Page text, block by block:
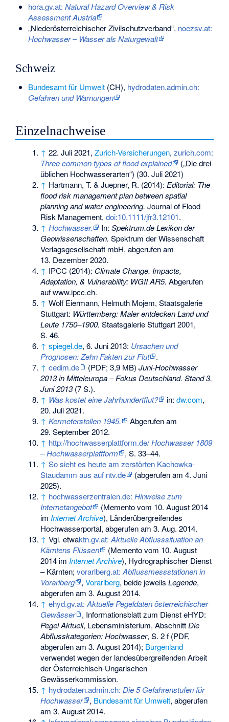
hora.gv.at: Natural Hazard Overview & Risk
Assessment Austria
„Niederösterreichischer Zivilschutzverband“, noezsv.at:
Hochwasser – Wasser als Naturgewalt
Schweiz
Bundesamt für Umwelt(CH), hydrodaten.admin.ch:
Gefahren und Warnungen
Einzelnachweise
↑ 22. Juli 2021,Zurich-Versicherungen,zurich.com:
Three common types of flood explained
(„Die drei
üblichen Hochwasserarten“) (30. Juli 2021)
↑ Hartmann, T. & Juepner, R. (2014): Editorial: The
flood risk management plan between spatial
planning and water engineering. Journal of Flood
Risk Management,doi:10.1111/jfr3.12101.
↑ Hochwasser. In:Spektrum.de Lexikon der
Geowissenschaften. Spektrum der Wissenschaft
Verlagsgesellschaft mbH, abgerufen am
13. Dezember 2020.
↑ IPCC (2014): Climate Change. Impacts,
Adaptation, & Vulnerability: WGII AR5. Abgerufen
auf www.ipcc.ch.
↑ Wolf Eiermann, Helmuth Mojem, Staatsgalerie
Stuttgart: Württemberg: Maler entdecken Land und
Leute 1750–1900. Staatsgalerie Stuttgart 2001,
S. 46.
↑ spiegel.de, 6. Juni 2013: Ursachen und
Prognosen: Zehn Fakten zur Flut
.
↑ cedim.de (PDF; 3,9 MB)Juni-Hochwasser
2013 in Mitteleuropa – Fokus Deutschland. Stand 3.
Juni 2013(7 S.).
↑ Was kostet eine Jahrhundertflut? in:dw.com,
20. Juli 2021.
↑ Kermeterstollen 1945.
Abgerufen am
29. September 2012.
↑ http://hochwasserplattform.de/Hochwasser 1809
– Hochwasserplattform
, S. 33–44.
↑ So sieht es heute am zerstörten Kachowka-
Staudamm aus auf ntv.de
(abgerufen am 4. Juni
2025).
↑ hochwasserzentralen.de:Hinweise zum
Internetangebot
(Mementovom 10. August 2014
im Internet Archive), Länderübergreifendes
Hochwasserportal, abgerufen am 3. Aug. 2014.
↑ Vgl. etwaktn.gv.at:Aktuelle Abflusssituation an
Kärntens Flüssen
(Mementovom 10. August
2014 im Internet Archive), Hydrographischer Dienst
– Kärnten;vorarlberg.at:Abflussmessstationen in
Vorarlberg
,Vorarlberg, beide jeweilsLegende,
abgerufen am 3. August 2014.
↑ ehyd.gv.at:Aktuelle Pegeldaten österreichischer
Gewässer
, Informationsblatt zum Dienst eHYD:
Pegel Aktuell, Lebensministerium, AbschnittDie
Abflusskategorien: Hochwasser, S. 2 f (PDF,
abgerufen am 3. August 2014); Burgenland
verwendet wegen der landesübergreifenden Arbeit
der Österreichisch-Ungarischen
Gewässerkommission.
↑ hydrodaten.admin.ch: Die 5 Gefahrenstufen für
Hochwasser
, Bundesamt für Umwelt, abgerufen
am 3. August 2014.